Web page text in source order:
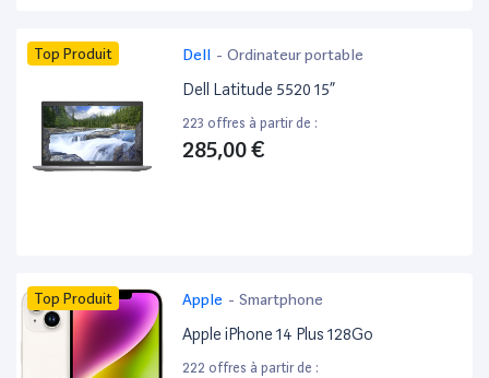
Top Produit Dell - Ordinateur portable
Dell Latitude 5520 15”
223 offres à partir de :
285,00 €
Top Produit Apple - Smartphone
Apple iPhone 14 Plus 128Go
222 offres à partir de :